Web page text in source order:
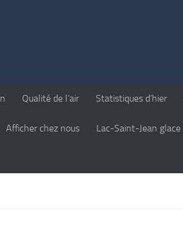
Qualité de l’air Statistiques d’hier
Afficher chez nous Lac-Saint-Jean glace